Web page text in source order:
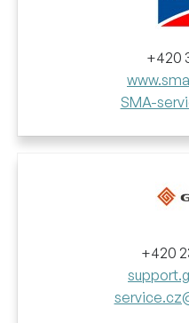
+420
SMA-
+420